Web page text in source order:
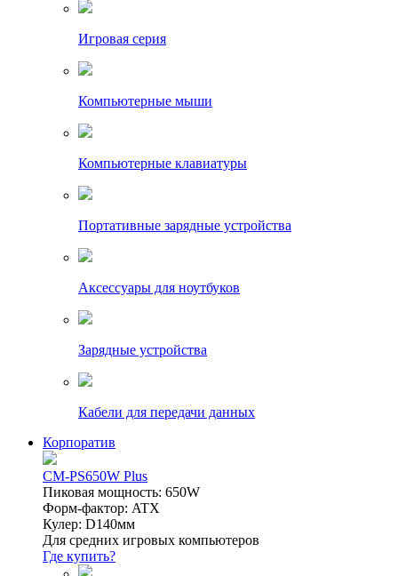
Игровая серия
Компьютерные мыши
Компьютерные клавиатуры
Портативные зарядные устройства
Аксессуары для ноутбуков
Зарядные устройства
Кабели для передачи данных
Корпоратив
CM-PS650W Plus
Пиковая мощность: 650W
Форм-фактор: ATX
Кулер: D140мм
Для средних игровых компьютеров
Где купить?